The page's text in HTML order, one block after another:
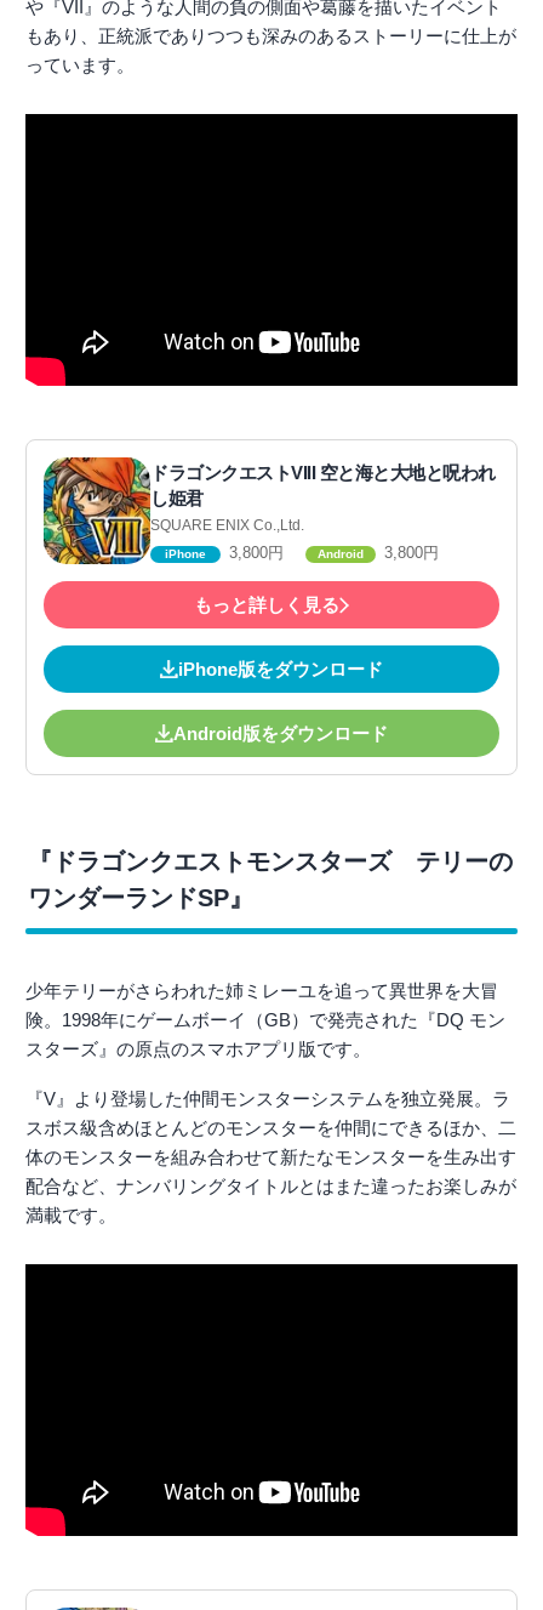
や『VII』のような人間の負の側面や葛藤を描いたイベント
もあり、正統派でありつつも深みのあるストーリーに仕上が
っています。
ドラゴンクエストVIII 空と海と大地と呪われ
し姫君
SQUARE ENIX Co.,Ltd.
iPhone 3,800円 Android 3,800円
もっと詳しく見る
iPhone版をダウンロード
Android版をダウンロード
『ドラゴンクエストモンスターズ テリーの
ワンダーランドSP』
少年テリーがさらわれた姉ミレーユを追って異世界を大冒
険。1998年にゲームボーイ（GB）で発売された『DQ モン
スターズ』の原点のスマホアプリ版です。
『V』より登場した仲間モンスターシステムを独立発展。ラ
スボス級含めほとんどのモンスターを仲間にできるほか、二
体のモンスターを組み合わせて新たなモンスターを生み出す
配合など、ナンバリングタイトルとはまた違ったお楽しみが
満載です。